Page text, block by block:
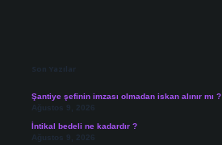
Son Yazılar
Şantiye şefinin imzası olmadan iskan alınır mı ?
Ağustos 9, 2026
İntikal bedeli ne kadardır ?
Ağustos 9, 2026